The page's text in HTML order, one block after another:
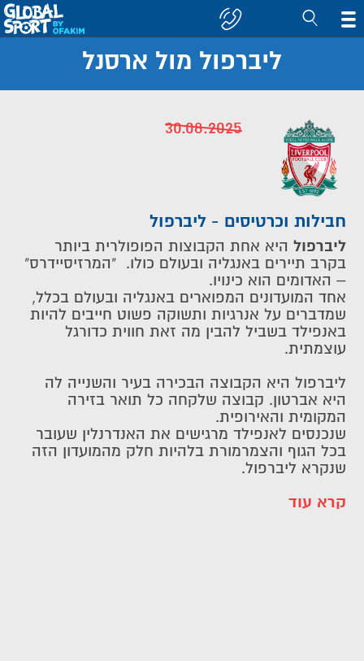
קבוצה/יעד
ליברפול מול ארסנל
חבילות וכרטיסים - ליברפול
30.08.2025
ליברפול היא אחת הקבוצות הפופולרית ביותר
בקרב תיירים באנגליה ובעולם כולו. "המרזיסיידרס"
– האדומים הוא כינויו.
אחד המועדונים המפוארים באנגליה ובעולם בכלל,
שמדברים על אנרגיות ותשוקה פשוט חייבים להיות
באנפילד בשביל להבין מה זאת חווית כדורגל
עוצמתית.
ליברפול היא הקבוצה הבכירה בעיר והשנייה לה
היא אברטון. קבוצה שלקחה כל תואר בזירה
המקומית והאירופית.
שנכנסים לאנפילד מרגישים את האנדרנלין שעובר
בכל הגוף והצמרמורת בלהיות חלק מהמועדון הזה
שנקרא ליברפול.
קרא עוד